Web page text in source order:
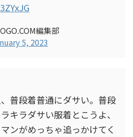
編集部
5, 2023
普段着普通にダサい。普段
キラダサい服着とこうよ、
ンがめっちゃ追っかけてく